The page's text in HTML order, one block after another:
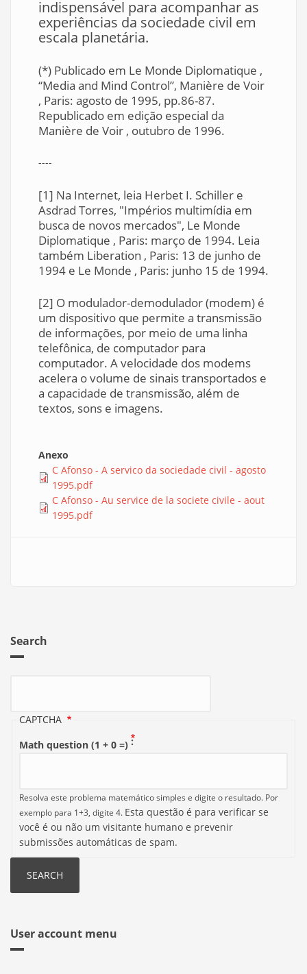
indispensável para acompanhar as
experiências da sociedade civil em
escala planetária.
(*) Publicado em Le Monde Diplomatique ,
“Media and Mind Control”, Manière de Voir
, Paris: agosto de 1995, pp.86-87.
Republicado em edição especial da
Manière de Voir , outubro de 1996.
----
[1] Na Internet, leia Herbet I. Schiller e
Asdrad Torres, "Impérios multimídia em
busca de novos mercados", Le Monde
Diplomatique , Paris: março de 1994. Leia
também Liberation , Paris: 13 de junho de
1994 e Le Monde , Paris: junho 15 de 1994.
[2] O modulador-demodulador (modem) é
um dispositivo que permite a transmissão
de informações, por meio de uma linha
telefônica, de computador para
computador. A velocidade dos modems
acelera o volume de sinais transportados e
a capacidade de transmissão, além de
textos, sons e imagens.
Anexo
C Afonso - A servico da sociedade civil - agosto
1995.pdf
C Afonso - Au service de la societe civile - aout
1995.pdf
Search
CAPTCHA
Math question (1 + 0 =)
Resolva este problema matemático simples e digite o resultado. Por
exemplo para 1+3, digite 4. Esta questão é para verificar se
você é ou não um visitante humano e prevenir
submissões automáticas de spam.
User account menu